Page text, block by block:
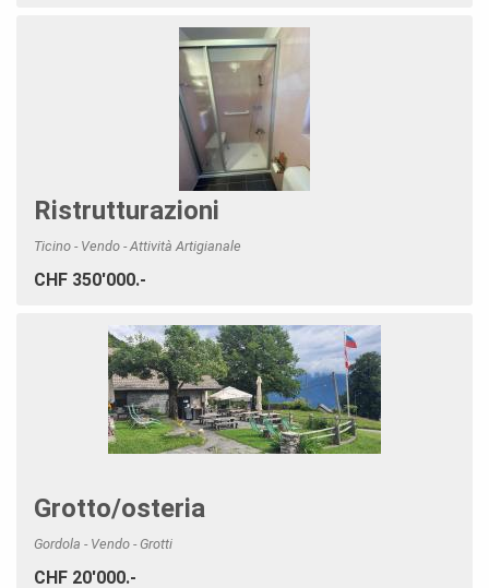
Ristrutturazioni
Ticino - Vendo - Attività Artigianale
CHF 350'000.-
Grotto/osteria
Gordola - Vendo - Grotti
CHF 20'000.-